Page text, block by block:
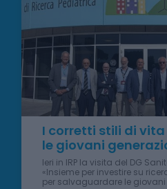
I corretti stili di
le giovani
Ieri in IRP la visita del DG
«Insieme per investire su
per salvaguardare le giovani